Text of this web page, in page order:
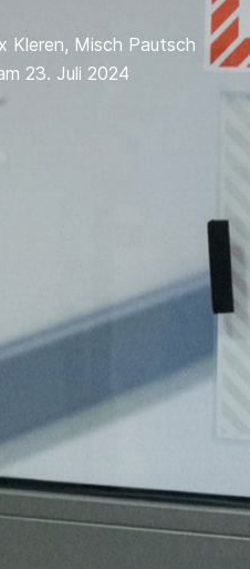
Kleren, Misch Pautsch
23. Juli 2024